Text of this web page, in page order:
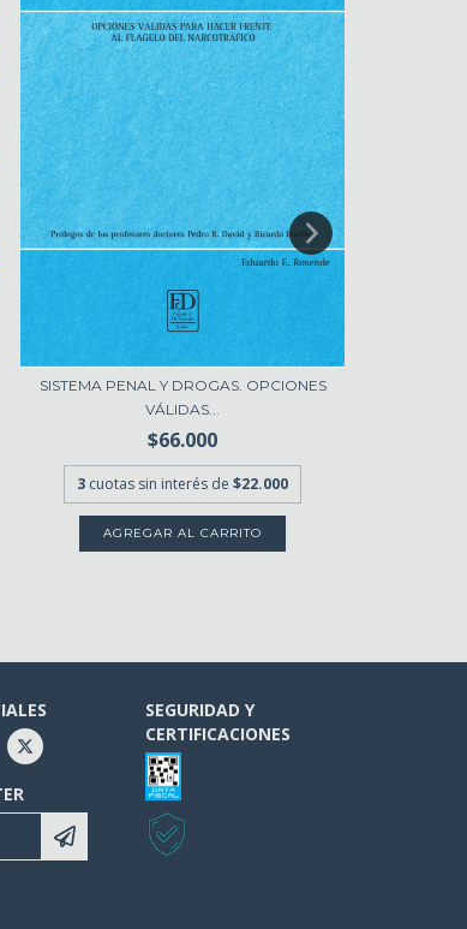
SISTEMA PENAL Y DROGAS. OPCIONES
VÁLIDAS...
$66.000
3 cuotas sin interés de $22.000
SEGURIDAD Y
CERTIFICACIONES